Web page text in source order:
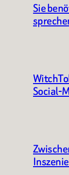
Sie
Social-